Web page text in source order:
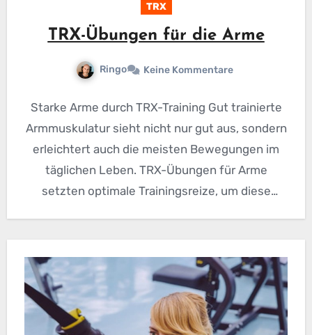
TRX
TRX-Übungen für die Arme
Ringo Keine Kommentare
Starke Arme durch TRX-Training Gut trainierte
Armmuskulatur sieht nicht nur gut aus, sondern
erleichtert auch die meisten Bewegungen im
täglichen Leben. TRX-Übungen für Arme
setzten optimale Trainingsreize, um diese